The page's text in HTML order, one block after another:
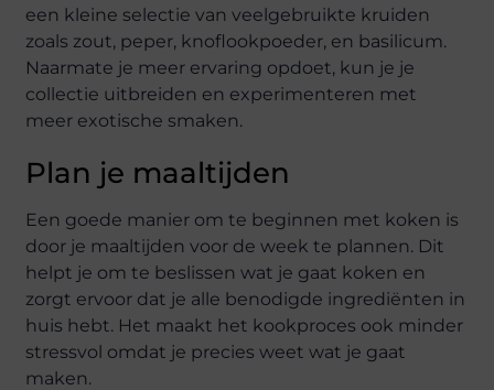
een kleine selectie van veelgebruikte kruiden
zoals zout, peper, knoflookpoeder, en basilicum.
Naarmate je meer ervaring opdoet, kun je je
collectie uitbreiden en experimenteren met
meer exotische smaken.
Plan je maaltijden
Een goede manier om te beginnen met koken is
door je maaltijden voor de week te plannen. Dit
helpt je om te beslissen wat je gaat koken en
zorgt ervoor dat je alle benodigde ingrediënten in
huis hebt. Het maakt het kookproces ook minder
stressvol omdat je precies weet wat je gaat
maken.